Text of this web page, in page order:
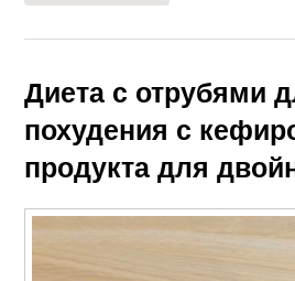
Диета с отрубями
похудения с
продукта для